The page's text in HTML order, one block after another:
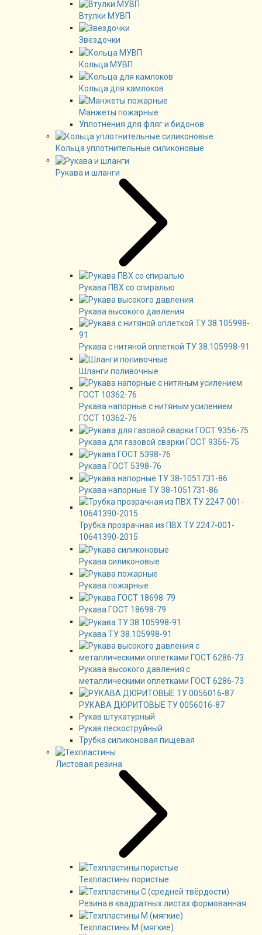
Втулки МУВП
Звездочки
Кольца МУВП
Кольца для камлоков
Манжеты пожарные
Уплотнения для фляг и бидонов
Кольца уплотнительные силиконовые
Рукава и шланги
Рукава ПВХ со спиралью
Рукава высокого давления
Рукава с нитяной оплеткой ТУ 38.105998-91
Шланги поливочные
Рукава напорные с нитяным усилением
ГОСТ 10362-76
Рукава для газовой сварки ГОСТ 9356-75
Рукава ГОСТ 5398-76
Рукава напорные ТУ 38-1051731-86
Трубка прозрачная из ПВХ ТУ 2247-001-
10641390-2015
Рукава силиконовые
Рукава пожарные
Рукава ГОСТ 18698-79
Рукава ТУ 38.105998-91
Рукава высокого давления с
металлическими оплетками ГОСТ 6286-73
РУКАВА ДЮРИТОВЫЕ ТУ 0056016-87
Рукав штукатурный
Рукав пескоструйный
Трубка силиконовая пищевая
Листовая резина
Техпластины пористые
Резина в квадратных листах формованная
Техпластины М (мягкие)